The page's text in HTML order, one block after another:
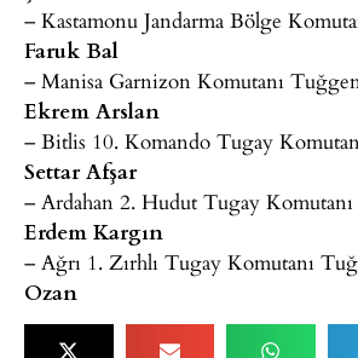
– Kastamonu Jandarma Bölge
Faruk Bal
– Manisa Garnizon Komutanı
Ekrem Arslan
– Bitlis 10. Komando Tugay
Settar Afşar
– Ardahan 2. Hudut Tugay
Erdem Kargın
– Ağrı 1. Zırhlı Tugay Komutanı
Ozan